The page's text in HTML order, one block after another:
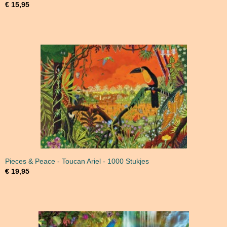
€ 15,95
Pieces & Peace - Toucan Ariel - 1000 Stukjes
€ 19,95